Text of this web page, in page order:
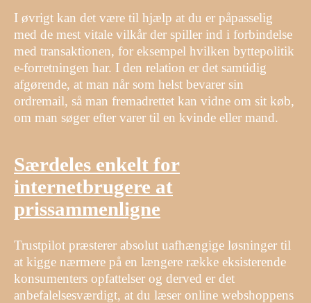
I øvrigt kan det være til hjælp at du er påpasselig
med de mest vitale vilkår der spiller ind i forbindelse
med transaktionen, for eksempel hvilken byttepolitik
e-forretningen har. I den relation er det samtidig
afgørende, at man når som helst bevarer sin
ordremail, så man fremadrettet kan vidne om sit køb,
om man søger efter varer til en kvinde eller mand.
Særdeles enkelt for
internetbrugere at
prissammenligne
Trustpilot præsterer absolut uafhængige løsninger til
at kigge nærmere på en længere række eksisterende
konsumenters opfattelser og derved er det
anbefalelsesværdigt, at du læser online webshoppens